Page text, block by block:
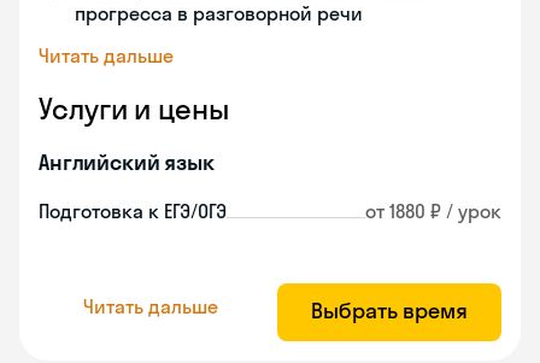
прогресса в разговорной речи
Читать дальше
Услуги и цены
Английский язык
Подготовка к ЕГЭ/ОГЭ от 1880 ₽ / урок
Читать дальше Выбрать время